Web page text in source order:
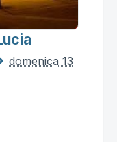
domenica 13